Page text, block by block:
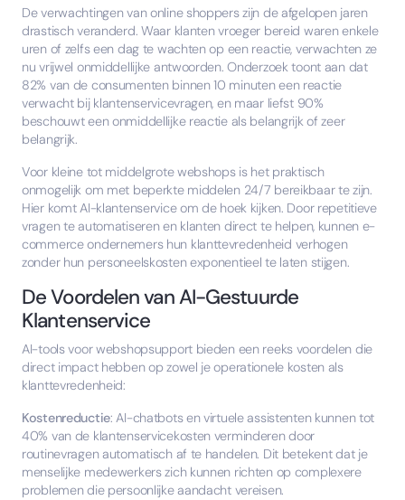
De verwachtingen van online shoppers zijn de afgelopen jaren
drastisch veranderd. Waar klanten vroeger bereid waren enkele
uren of zelfs een dag te wachten op een reactie, verwachten ze
nu vrijwel onmiddellijke antwoorden. Onderzoek toont aan dat
82% van de consumenten binnen 10 minuten een reactie
verwacht bij klantenservicevragen, en maar liefst 90%
beschouwt een onmiddellijke reactie als belangrijk of zeer
belangrijk.
Voor kleine tot middelgrote webshops is het praktisch
onmogelijk om met beperkte middelen 24/7 bereikbaar te zijn.
Hier komt AI-klantenservice om de hoek kijken. Door repetitieve
vragen te automatiseren en klanten direct te helpen, kunnen e-
commerce ondernemers hun klanttevredenheid verhogen
zonder hun personeelskosten exponentieel te laten stijgen.
De Voordelen van AI-Gestuurde
Klantenservice
AI-tools voor webshopsupport bieden een reeks voordelen die
direct impact hebben op zowel je operationele kosten als
klanttevredenheid:
Kostenreductie: AI-chatbots en virtuele assistenten kunnen tot
40% van de klantenservicekosten verminderen door
routinevragen automatisch af te handelen. Dit betekent dat je
menselijke medewerkers zich kunnen richten op complexere
problemen die persoonlijke aandacht vereisen.